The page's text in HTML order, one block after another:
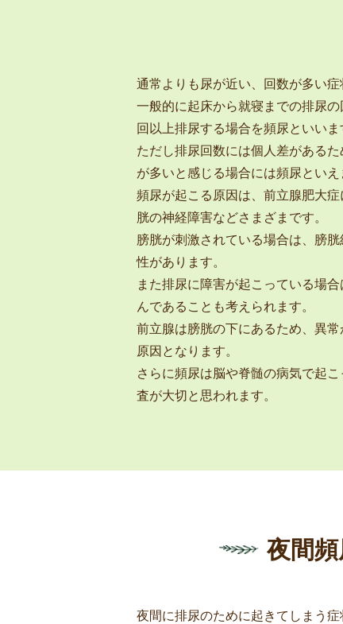
通常よりも尿が近い、回数が多い症
一般的に起床から就寝までの排尿
回以上排尿する場合を頻尿といいま
ただし排尿回数には個人差がある
が多いと感じる場合には頻尿といえ
頻尿が起こる原因は、前立腺肥大
胱の神経障害などさまざまです。
膀胱が刺激されている場合は、膀
性があります。
また排尿に障害が起こっている場
んであることも考えられます。
前立腺は膀胱の下にあるため、異
原因となります。
さらに頻尿は脳や脊髄の病気で起
査が大切と思われます。
夜間
夜間に排尿のために起きてしまう症